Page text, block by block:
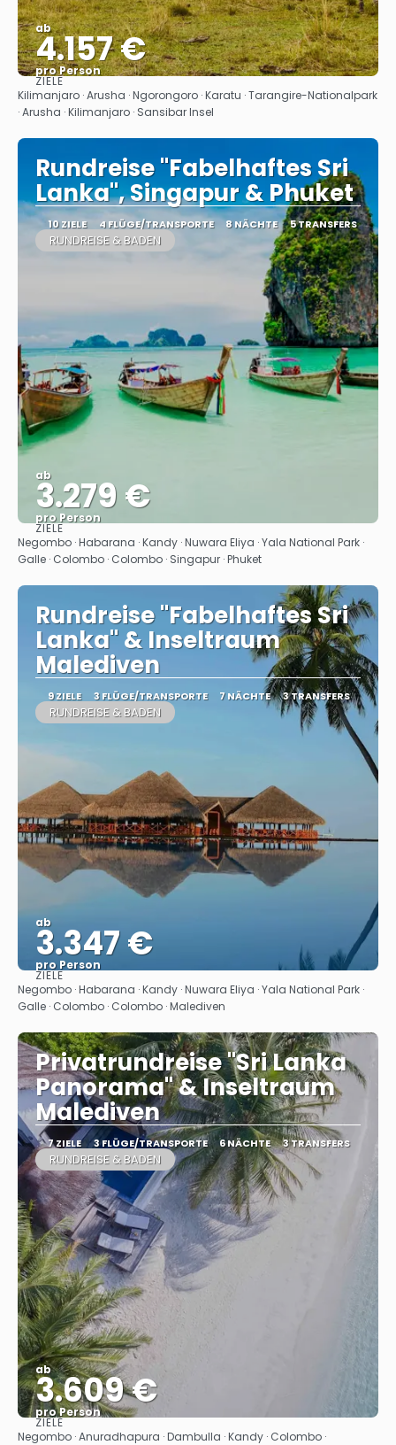
ab
4.157 €
pro Person
Sehen
ZIELE
Kilimanjaro · Arusha · Ngorongoro · Karatu · Tarangire-Nationalpark
· Arusha · Kilimanjaro · Sansibar Insel
Rundreise "Fabelhaftes Sri
Lanka", Singapur & Phuket
10 ZIELE 4 FLÜGE/TRANSPORTE 8 NÄCHTE 5 TRANSFERS
RUNDREISE & BADEN
ab
3.279 €
pro Person
Sehen
ZIELE
Negombo · Habarana · Kandy · Nuwara Eliya · Yala National Park ·
Galle · Colombo · Colombo · Singapur · Phuket
Rundreise "Fabelhaftes Sri
Lanka" & Inseltraum
Malediven
9 ZIELE 3 FLÜGE/TRANSPORTE 7 NÄCHTE 3 TRANSFERS
RUNDREISE & BADEN
ab
3.347 €
pro Person
Sehen
ZIELE
Negombo · Habarana · Kandy · Nuwara Eliya · Yala National Park ·
Galle · Colombo · Colombo · Malediven
Privatrundreise "Sri Lanka
Panorama" & Inseltraum
Malediven
7 ZIELE 3 FLÜGE/TRANSPORTE 6 NÄCHTE 3 TRANSFERS
RUNDREISE & BADEN
ab
3.609 €
pro Person
Sehen
ZIELE
Negombo · Anuradhapura · Dambulla · Kandy · Colombo ·